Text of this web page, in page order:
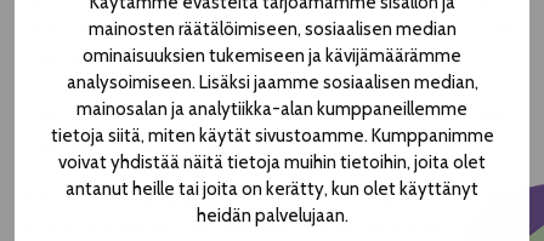
mainosten räätälöimiseen, sosiaalisen median
ominaisuuksien tukemiseen ja kävijämäärämme
analysoimiseen. Lisäksi jaamme sosiaalisen median,
mainosalan ja analytiikka-alan kumppaneillemme
tietoja siitä, miten käytät sivustoamme. Kumppanimme
voivat yhdistää näitä tietoja muihin tietoihin, joita olet
antanut heille tai joita on kerätty, kun olet käyttänyt
heidän palvelujaan.
those who may keep their tickets. We are contacting all the
clients through email. Please check your emails today
especially if you have tickets to Betty Show or Aim on
Thursday 5.8. Remember also to check you trash-box. We
may also contact clients by phone.
We will be dealing performances concerning weekend
6.-8.8. as soon as Thursday ticket cancellations are done.